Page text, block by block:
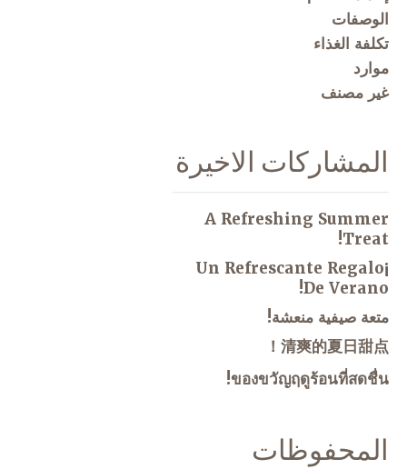
الوصفات
تكلفة الغذاء
موارد
غير مصنف
المشاركات الاخيرة
A Refreshing Summer
Treat!
¡Un Refrescante Regalo
De Verano!
متعة صيفية منعشة!
清爽的夏日甜点！
ของขวัญฤดูร้อนที่สดชื่น!
المحفوظات